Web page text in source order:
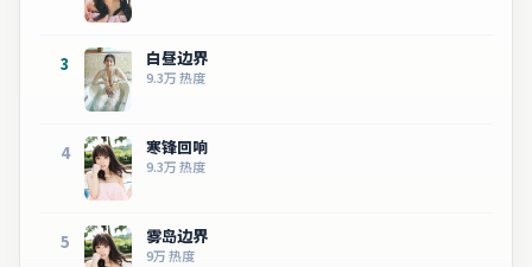
3 白昼边界
9.3万热度
4 寒锋回响
9.3万热度
5 雾岛边界
9万热度